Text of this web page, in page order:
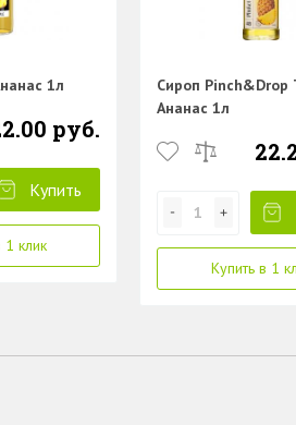
1л
руб.
Купить
1 клик
Сироп Pinch&Drop
Ананас 1л
Купить в 1